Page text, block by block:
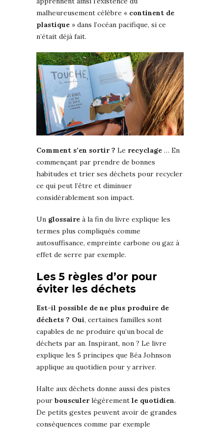
malheureusement célèbre « continent de
plastique » dans l’océan pacifique, si ce
n’était déjà fait.
Comment s’en sortir ? Le recyclage … En
commençant par prendre de bonnes
habitudes et trier ses déchets pour recycler
ce qui peut l’être et diminuer
considérablement son impact.
Un glossaire à la fin du livre explique les
termes plus compliqués comme
autosuffisance, empreinte carbone ou gaz à
effet de serre par exemple.
Les 5 règles d’or pour
éviter les déchets
Est-il possible de ne plus produire de
déchets ? Oui, certaines familles sont
capables de ne produire qu’un bocal de
déchets par an. Inspirant, non ? Le livre
explique les 5 principes que Béa Johnson
applique au quotidien pour y arriver.
Halte aux déchets donne aussi des pistes
pour bousculerlégèrement le quotidien.
De petits gestes peuvent avoir de grandes
conséquences comme par exemple